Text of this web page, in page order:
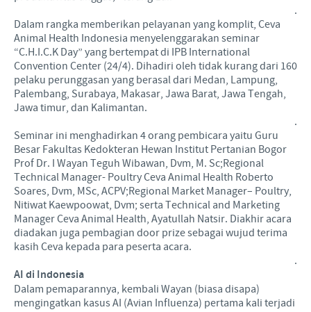
.
Dalam rangka memberikan pelayanan yang komplit, Ceva
Animal Health Indonesia menyelenggarakan seminar
“C.H.I.C.K Day” yang bertempat di IPB International
Convention Center (24/4). Dihadiri oleh tidak kurang dari 160
pelaku perunggasan yang berasal dari Medan, Lampung,
Palembang, Surabaya, Makasar, Jawa Barat, Jawa Tengah,
Jawa timur, dan Kalimantan.
.
Seminar ini menghadirkan 4 orang pembicara yaitu Guru
Besar Fakultas Kedokteran Hewan Institut Pertanian Bogor
Prof Dr. I Wayan Teguh Wibawan, Dvm, M. Sc;Regional
Technical Manager- Poultry Ceva Animal Health Roberto
Soares, Dvm, MSc, ACPV;Regional Market Manager– Poultry,
Nitiwat Kaewpoowat, Dvm; serta Technical and Marketing
Manager Ceva Animal Health, Ayatullah Natsir. Diakhir acara
diadakan juga pembagian door prize sebagai wujud terima
kasih Ceva kepada para peserta acara.
.
AI di Indonesia
Dalam pemaparannya, kembali Wayan (biasa disapa)
mengingatkan kasus AI (Avian Influenza) pertama kali terjadi